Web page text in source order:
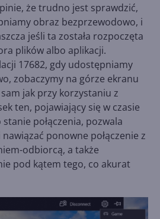
że trudno jest sprawdzić,
obraz bezprzewodowo, i
jeśli ta została rozpoczęta
plików albo aplikacji.
17682, gdy udostępniamy
zobaczymy na górze ekranu
jak przy korzystaniu z
ten, pojawiający się w czasie
połączenia, pozwala
nawiązać ponowne połączenie z
odbiorcą, a także
pod kątem tego, co akurat